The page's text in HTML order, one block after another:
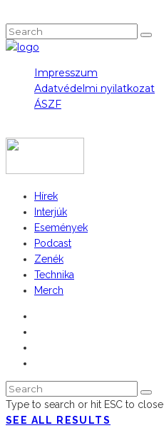
Impresszum
Adatvédelmi nyilatkozat
ÁSZF
Hírek
Interjúk
Események
Podcast
Zenék
Technika
Merch
Type to search or hit ESC to close
SEE ALL RESULTS